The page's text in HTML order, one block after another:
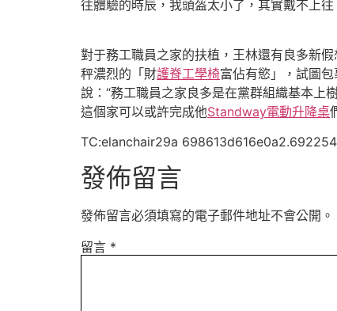
往體驗的時辰，我頭盔太小了，其實戴不上
對于務工職員之家的扶植，王林還有良多新
秤濃烈的「財護脊工學椅富佔有慾」，試圖
說：“務工職員之家良多是在黨群組織基本上
這個家可以或許完成他Standway電動升降桌
TC:elanchair29a
發佈留言
發佈留言必須填寫的電子郵件地址不會公開。
留言 *